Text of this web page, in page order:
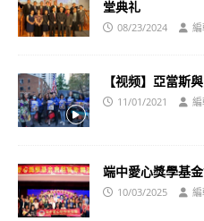
堂典礼
08/23/2024 編
【视频】亞當斯
11/01/2021 編
端中愛心獎學基
10/03/2025 編